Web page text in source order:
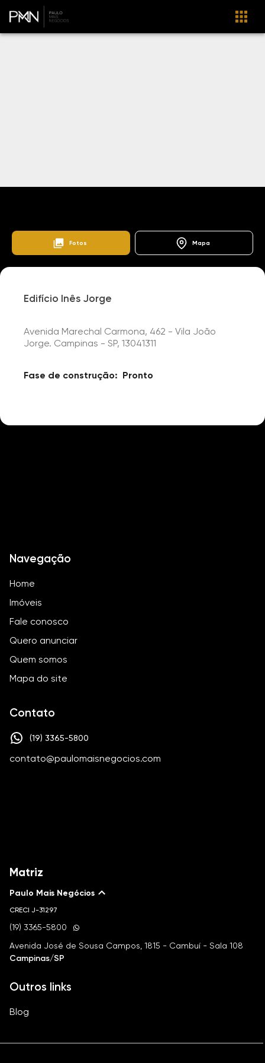
Fotos Mapa
Edifício Inês Jorge
Avenida Marechal Carmona, 462 - Vila João
Jorge. Campinas - SP, 13041311
Fase de construção: Pronto
Navegação
Home
Imóveis
Fale conosco
Quero anunciar
Quem somos
Mapa do site
Contato
(19) 3365-5800
contato@paulomaisnegocios.com
Matriz
Paulo Mais Negócios
CRECI J-31297
(19) 3365-5800
Avenida José de Sousa Campos, 1815 - Cambuí - Sala 108
Campinas/SP
Outros links
Blog